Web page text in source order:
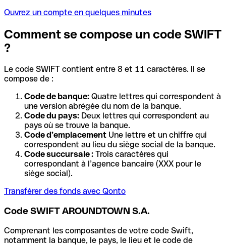
Ouvrez un compte en quelques minutes
Comment se compose un code SWIFT
?
Le code SWIFT contient entre 8 et 11 caractères. Il se
compose de :
Code de banque: Quatre lettres qui correspondent à
une version abrégée du nom de la banque.
Code du pays: Deux lettres qui correspondent au
pays où se trouve la banque.
Code d’emplacement Une lettre et un chiffre qui
correspondent au lieu du siège social de la banque.
Code succursale : Trois caractères qui
correspondant à l’agence bancaire (XXX pour le
siège social).
Transférer des fonds avec Qonto
Code SWIFT AROUNDTOWN S.A.
Comprenant les composantes de votre code Swift,
notamment la banque, le pays, le lieu et le code de